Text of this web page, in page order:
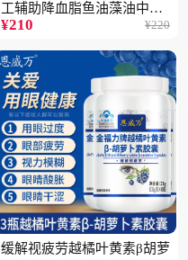
工辅助降血脂鱼油藻油中老
年蓝帽保健品5瓶
¥210 ¥220
缓解视疲劳越橘叶黄素β胡萝